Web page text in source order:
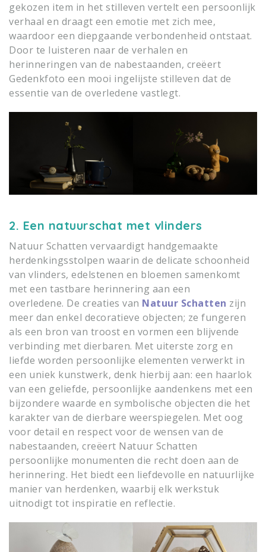
gekozen item in het stilleven vertelt een persoonlijk
verhaal en draagt een emotie met zich mee,
waardoor een diepgaande verbondenheid ontstaat.
Door te luisteren naar de verhalen en
herinneringen van de nabestaanden, creëert
Gedenkfoto een mooi ingelijste stilleven dat de
essentie van de overledene vastlegt.
2. Een natuurschat met vlinders
Natuur Schatten vervaardigt handgemaakte
herdenkingsstolpen waarin de delicate schoonheid
van vlinders, edelstenen en bloemen samenkomt
met een tastbare herinnering aan een
overledene. De creaties van Natuur Schatten zijn
meer dan enkel decoratieve objecten; ze fungeren
als een bron van troost en vormen een blijvende
verbinding met dierbaren. Met uiterste zorg en
liefde worden persoonlijke elementen verwerkt in
een uniek kunstwerk, denk hierbij aan: een haarlok
van een geliefde, persoonlijke aandenkens met een
bijzondere waarde en symbolische objecten die het
karakter van de dierbare weerspiegelen. Met oog
voor detail en respect voor de wensen van de
nabestaanden, creëert Natuur Schatten
persoonlijke monumenten die recht doen aan de
herinnering. Het biedt een liefdevolle en natuurlijke
manier van herdenken, waarbij elk werkstuk
uitnodigt tot inspiratie en reflectie.